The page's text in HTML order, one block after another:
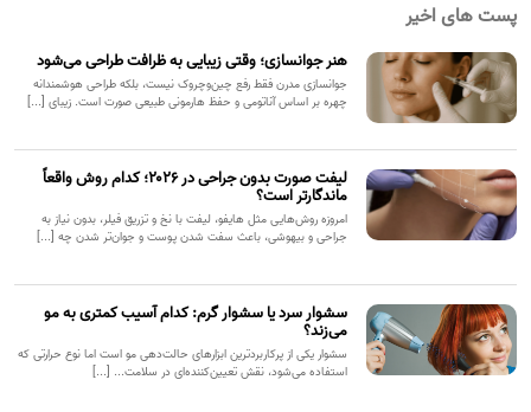
پست های اخیر
هنر جوانسازی؛ وقتی زیبایی به ظرافت طراحی می‌شود
جوانسازی مدرن فقط رفع چین‌وچروک نیست، بلکه طراحی هوشمندانه
چهره بر اساس آناتومی و حفظ هارمونی طبیعی صورت است. زیبای [...]
لیفت صورت بدون جراحی در ۲۰۲۶؛ کدام روش واقعاً
ماندگارتر است؟
امروزه روش‌هایی مثل هایفو، لیفت با نخ و تزریق فیلر، بدون نیاز به
جراحی و بیهوشی، باعث سفت شدن پوست و جوان‌تر شدن چه [...]
سشوار سرد یا سشوار گرم: کدام آسیب کمتری به مو
می‌زند؟
سشوار یکی از پرکاربردترین ابزارهای حالت‌دهی مو است اما نوع حرارتی که
استفاده می‌شود، نقش تعیین‌کننده‌ای در سلامت... [...]